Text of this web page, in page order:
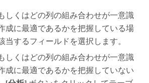
しくはどの列の組み合わせが一意識
成に最適であるかを把握している場
当するフィールドを選択します。
しくはどの列の組み合わせが一意識
成に最適であるかを把握していない